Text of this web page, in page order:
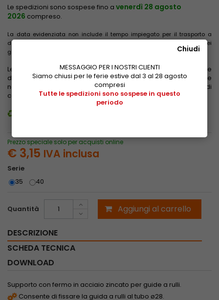
Chiudi
MESSAGGIO PER I NOSTRI CLIENTI
Siamo chiusi per le ferie estive dal 3 al 28 agosto
compresi
Tutte le spedizioni sono sospese in questo
periodo
Le spedizioni sono sospese fino a venerdì 28 agosto
2026 compreso.
La data evidenziata non include il tempo impiegato per il trasporto a
destinazione. Le consegne non avvengono il sabato, la domenica e nei
giorni festivi.
Le tariffe di spedizione sono calcolate in base al peso, alle
dimensioni e alla zona di destinazione. Vengono evidenziate
nel carrello dopo aver inserito l'indirizzo di consegna e prima di
confermare l'acquisto.
Guarda le tariffe
Prezzo speciale solo per acquisti online
€ 3,15 IVA inclusa
Serie
35
40
Quantità Aggiungi al carrello
DESCRIZIONE
SCHEDA TECNICA
DOWNLOAD
Supporto con fermo in acciaio zincato per guide a rulli.
Consente di fissare la guida a rulli al tubo ø28.